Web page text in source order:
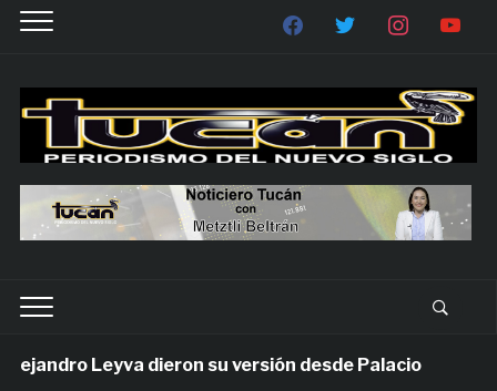
Leyva dieron su versión desde Palacio